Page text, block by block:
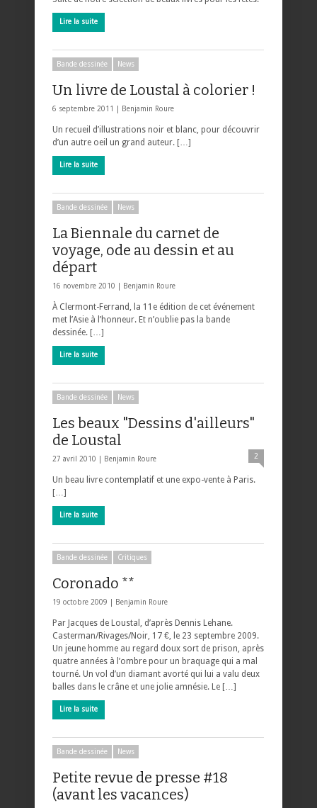
Lire la suite
Bande dessinée News
Un livre de Loustal à colorier !
6 septembre 2011 | Benjamin Roure
Un recueil d’illustrations noir et blanc, pour découvrir
d’un autre oeil un grand auteur. […]
Lire la suite
Bande dessinée News
La Biennale du carnet de
voyage, ode au dessin et au
départ
16 novembre 2010 | Benjamin Roure
À Clermont-Ferrand, la 11e édition de cet événement
met l’Asie à l’honneur. Et n’oublie pas la bande
dessinée. […]
Lire la suite
Bande dessinée News
Les beaux "Dessins d'ailleurs"
de Loustal
27 avril 2010 | Benjamin Roure 2
Un beau livre contemplatif et une expo-vente à Paris.
[…]
Lire la suite
Bande dessinée Critiques
Coronado **
19 octobre 2009 | Benjamin Roure
Par Jacques de Loustal, d’après Dennis Lehane.
Casterman/Rivages/Noir, 17 €, le 23 septembre 2009.
Un jeune homme au regard doux sort de prison, après
quatre années à l’ombre pour un braquage qui a mal
tourné. Un vol d’un diamant avorté qui lui a valu deux
balles dans le crâne et une jolie amnésie. Le […]
Lire la suite
Bande dessinée News
Petite revue de presse #18
(avant les vacances)